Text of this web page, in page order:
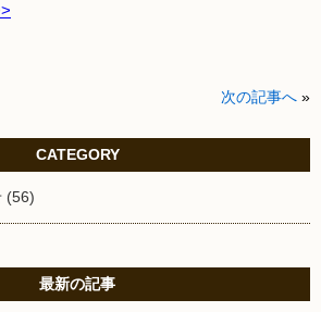
次の記事へ »
CATEGORY
(56)
最新の記事